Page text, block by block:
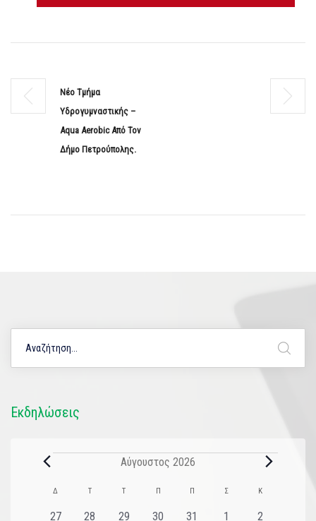
Νέο Τμήμα
Υδρογυμναστικής –
Aqua Aerobic Από Τον
Δήμο Πετρούπολης.
Εκδηλώσεις
Αύγουστος 2026
Ημερολόγιο
Δ Τ Τ Π Π Σ Κ
0
27 0
28 0
29 0
30 0
31 01 0
2